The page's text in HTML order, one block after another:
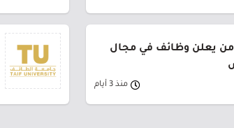
يعلن وظائف في مجال
منذ 3 أيام